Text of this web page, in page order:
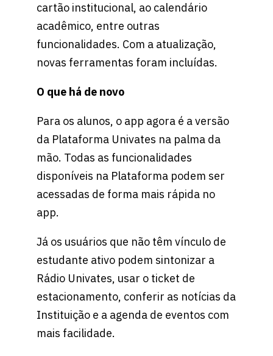
cartão institucional, ao calendário
acadêmico, entre outras
funcionalidades. Com a atualização,
novas ferramentas foram incluídas.
O que há de novo
Para os alunos, o app agora é a versão
da Plataforma Univates na palma da
mão. Todas as funcionalidades
disponíveis na Plataforma podem ser
acessadas de forma mais rápida no
app.
Já os usuários que não têm vínculo de
estudante ativo podem sintonizar a
Rádio Univates, usar o ticket de
estacionamento, conferir as notícias da
Instituição e a agenda de eventos com
mais facilidade.